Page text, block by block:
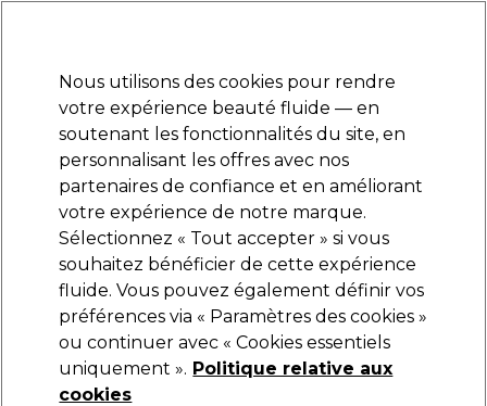
Se connecter
Marques Bons plans Coiffure Electro et Matériel
Livraison et délais
lire la suite
SIBEL Colle à pointes avec pinceau 8g
)
11,70 €
146.25 € pour 100g
Nous utilisons des cookies pour rendre
votre expérience beauté fluide — en
soutenant les fonctionnalités du site, en
personnalisant les offres avec nos
partenaires de confiance et en améliorant
votre expérience de notre marque.
Sélectionnez « Tout accepter » si vous
souhaitez bénéficier de cette expérience
fluide. Vous pouvez également définir vos
préférences via « Paramètres des cookies »
ou continuer avec « Cookies essentiels
uniquement ». Politique relative aux
cookies